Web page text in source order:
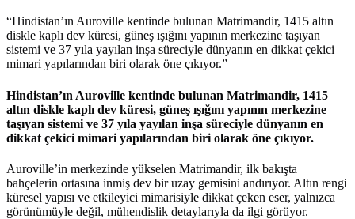
“Hindistan’ın Auroville kentinde bulunan Matrimandir, 1415 altın
diskle kaplı dev küresi, güneş ışığını yapının merkezine taşıyan
sistemi ve 37 yıla yayılan inşa süreciyle dünyanın en dikkat çekici
mimari yapılarından biri olarak öne çıkıyor.”
Hindistan’ın Auroville kentinde bulunan Matrimandir, 1415
altın diskle kaplı dev küresi, güneş ışığını yapının merkezine
taşıyan sistemi ve 37 yıla yayılan inşa süreciyle dünyanın en
dikkat çekici mimari yapılarından biri olarak öne çıkıyor.
Auroville’in merkezinde yükselen Matrimandir, ilk bakışta
bahçelerin ortasına inmiş dev bir uzay gemisini andırıyor. Altın rengi
küresel yapısı ve etkileyici mimarisiyle dikkat çeken eser, yalnızca
görünümüyle değil, mühendislik detaylarıyla da ilgi görüyor.